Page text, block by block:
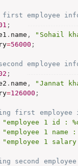
first employee
;
. name , "Sohail
=56000 ;
employee
;
. name , "Jannat
=126000 ;
first
"employee 1 id :
"employee 1 name
"employee 1
second